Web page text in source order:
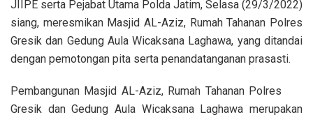
JIIPE serta Pejabat Utama Polda Jatim, Selasa (29/3/2022)
siang, meresmikan Masjid AL-Aziz, Rumah Tahanan Polres
Gresik dan Gedung Aula Wicaksana Laghawa, yang ditandai
dengan pemotongan pita serta penandatanganan prasasti.
Pembangunan Masjid AL-Aziz, Rumah Tahanan Polres
Gresik dan Gedung Aula Wicaksana Laghawa merupakan